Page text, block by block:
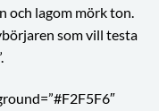
och lagom mörk ton.
som vill testa